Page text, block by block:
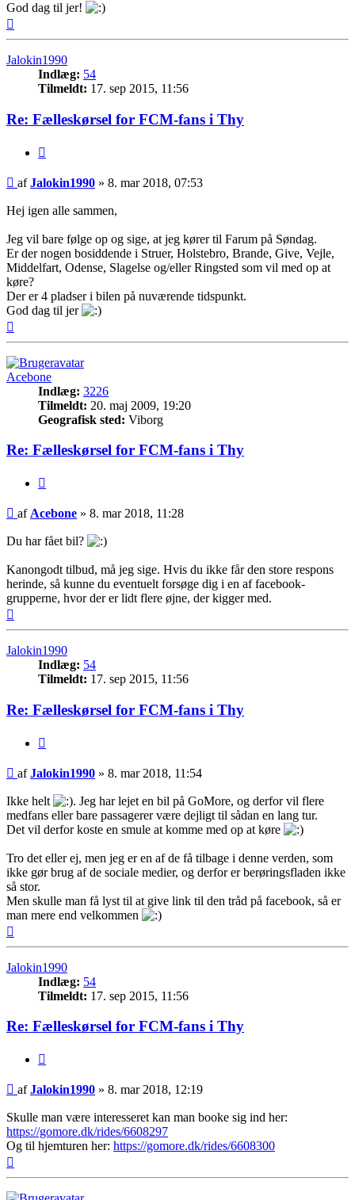
God dag til jer!
Jalokin1990
Indlæg: 54
Tilmeldt: 17. sep 2015, 11:56
Re: Fælleskørsel for FCM-fans i Thy
Indlæg
afJalokin1990 » 8. mar 2018, 07:53
Hej igen alle sammen,
Jeg vil bare følge op og sige, at jeg kører til Farum på Søndag.
Er der nogen bosiddende i Struer, Holstebro, Brande, Give, Vejle,
Middelfart, Odense, Slagelse og/eller Ringsted som vil med op at
køre?
Der er 4 pladser i bilen på nuværende tidspunkt.
God dag til jer
Acebone
Indlæg: 3226
Tilmeldt: 20. maj 2009, 19:20
Geografisk sted: Viborg
Re: Fælleskørsel for FCM-fans i Thy
Indlæg
af Acebone » 8. mar 2018, 11:28
Du har fået bil?
Kanongodt tilbud, må jeg sige. Hvis du ikke får den store respons
herinde, så kunne du eventuelt forsøge dig i en af facebook-
grupperne, hvor der er lidt flere øjne, der kigger med.
Jalokin1990
Indlæg: 54
Tilmeldt: 17. sep 2015, 11:56
Re: Fælleskørsel for FCM-fans i Thy
Indlæg
afJalokin1990 » 8. mar 2018, 11:54
Ikke helt
. Jeg har lejet en bil på GoMore, og derfor vil flere
medfans eller bare passagerer være dejligt til sådan en lang tur.
Det vil derfor koste en smule at komme med op at køre
Tro det eller ej, men jeg er en af de få tilbage i denne verden, som
ikke gør brug af de sociale medier, og derfor er berøringsfladen ikke
så stor.
Men skulle man få lyst til at give link til den tråd på facebook, så er
man mere end velkommen
Jalokin1990
Indlæg: 54
Tilmeldt: 17. sep 2015, 11:56
Re: Fælleskørsel for FCM-fans i Thy
Indlæg
afJalokin1990 » 8. mar 2018, 12:19
Skulle man være interesseret kan man booke sig ind her:
https://gomore.dk/rides/6608297
Og til hjemturen her: https://gomore.dk/rides/6608300